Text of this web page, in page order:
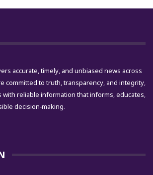
accurate, timely, and unbiased news across
committed to truth, transparency, and integrity,
reliable information that informs, educates,
decision-making.